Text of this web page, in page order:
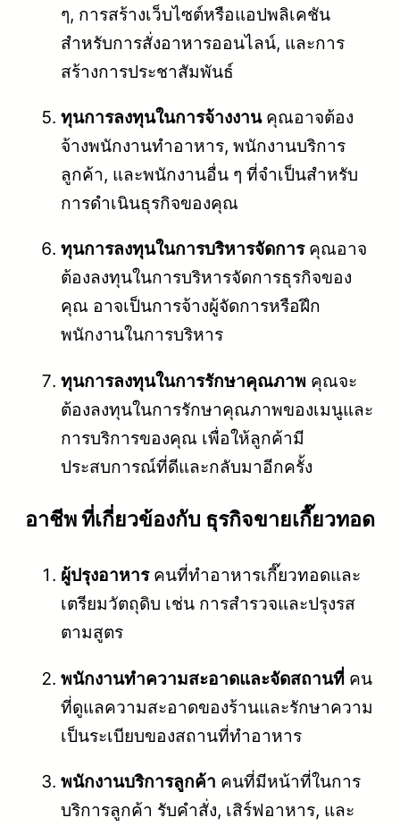
ๆ, การสร้างเว็บไซต์หรือแอปพลิเคชัน
สำหรับการสั่งอาหารออนไลน์, และการ
สร้างการประชาสัมพันธ์
ทุนการลงทุนในการจ้างงานคุณอาจต้อง
จ้างพนักงานทำอาหาร, พนักงานบริการ
ลูกค้า, และพนักงานอื่น ๆ ที่จำเป็นสำหรับ
การดำเนินธุรกิจของคุณ
ทุนการลงทุนในการบริหารจัดการคุณอาจ
ต้องลงทุนในการบริหารจัดการธุรกิจของ
คุณ อาจเป็นการจ้างผู้จัดการหรือฝึก
พนักงานในการบริหาร
ทุนการลงทุนในการรักษาคุณภาพ คุณจะ
ต้องลงทุนในการรักษาคุณภาพของเมนูและ
การบริการของคุณ เพื่อให้ลูกค้ามี
ประสบการณ์ที่ดีและกลับมาอีกครั้ง
อาชีพ ที่เกี่ยวข้องกับ ธุรกิจขายเกี๊ยวทอด
ผู้ปรุงอาหารคนที่ทำอาหารเกี๊ยวทอดและ
เตรียมวัตถุดิบ เช่น การสำรวจและปรุงรส
ตามสูตร
พนักงานทำความสะอาดและจัดสถานที่ คน
ที่ดูแลความสะอาดของร้านและรักษาความ
เป็นระเบียบของสถานที่ทำอาหาร
พนักงานบริการลูกค้า คนที่มีหน้าที่ในการ
บริการลูกค้า รับคำสั่ง, เสิร์ฟอาหาร, และ